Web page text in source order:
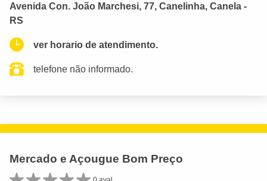
Avenida Con. João Marchesi, 77, Canelinha, Canela -
RS
ver horario de atendimento.
telefone não informado.
Mercado e Açougue Bom Preço